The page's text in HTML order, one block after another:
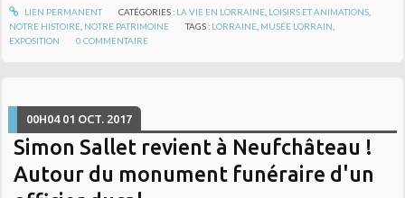
LIEN PERMANENT CATÉGORIES : LA VIE EN LORRAINE, LOISIRS ET ANIMATIONS,
NOTRE HISTOIRE NOTRE PATRIMOINE TAGS : LORRAINE MUSÉE LORRAIN
EXPOSITION
0 COMMENTAIRE
00H04 01 OCT. 2017
Simon Sallet revient à Neufchâteau !
Autour du monument funéraire d'un